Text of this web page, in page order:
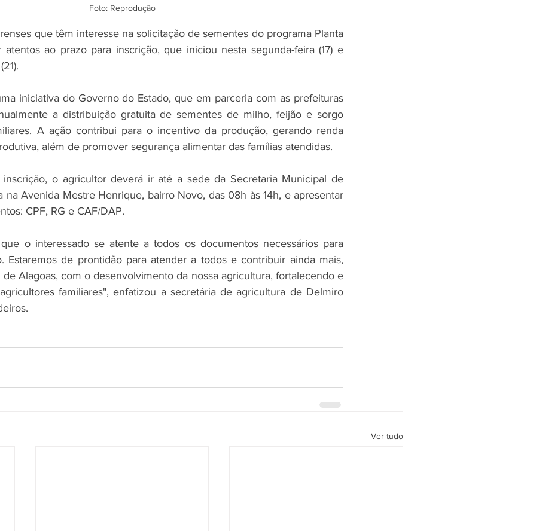
Foto: Reprodução
que têm interesse na solicitação de sementes do programa Planta
atentos ao prazo para inscrição, que iniciou nesta segunda-feira (17) e
iniciativa do Governo do Estado, que em parceria com as prefeituras
a distribuição gratuita de sementes de milho, feijão e sorgo
A ação contribui para o incentivo da produção, gerando renda
além de promover segurança alimentar das famílias atendidas.
inscrição, o agricultor deverá ir até a sede da Secretaria Municipal de
na Avenida Mestre Henrique, bairro Novo, das 08h às 14h, e apresentar
CPF, RG e CAF/DAP.
o interessado se atente a todos os documentos necessários para
Estaremos de prontidão para atender a todos e contribuir ainda mais,
Alagoas, com o desenvolvimento da nossa agricultura, fortalecendo e
familiares", enfatizou a secretária de agricultura de Delmiro
Ver tudo